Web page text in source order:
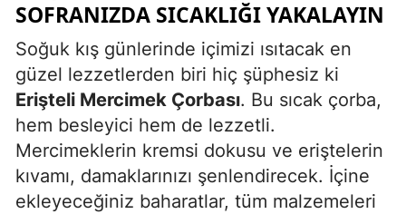
SOFRANIZDA SICAKLIĞI YAKALAYIN
Soğuk kış günlerinde içimizi ısıtacak en
güzel lezzetlerden biri hiç şüphesiz ki
Erişteli Mercimek Çorbası. Bu sıcak çorba,
hem besleyici hem de lezzetli.
Mercimeklerin kremsi dokusu ve eriştelerin
kıvamı, damaklarınızı şenlendirecek. İçine
ekleyeceğiniz baharatlar, tüm malzemeleri